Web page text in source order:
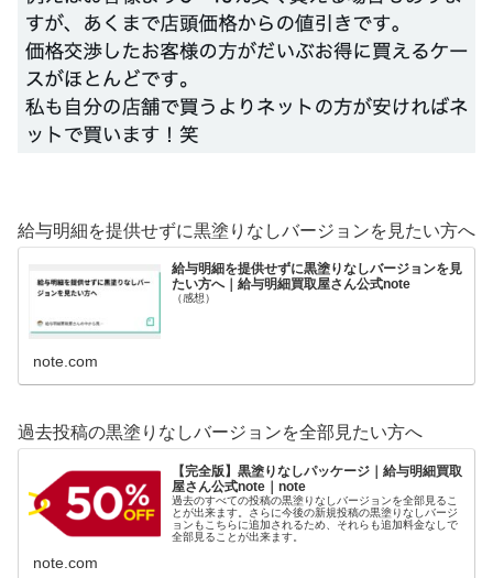
給与明細を提供せずに黒塗りなしバージョンを見たい方へ
給与明細を提供せずに黒塗りなしバージョンを見
たい方へ｜給与明細買取屋さん公式note
（感想）
note.com
過去投稿の黒塗りなしバージョンを全部見たい方へ
【完全版】黒塗りなしパッケージ｜給与明細買取
屋さん公式note｜note
過去のすべての投稿の黒塗りなしバージョンを全部見るこ
とが出来ます。さらに今後の新規投稿の黒塗りなしバージ
ョンもこちらに追加されるため、それらも追加料金なしで
全部見ることが出来ます。
note.com